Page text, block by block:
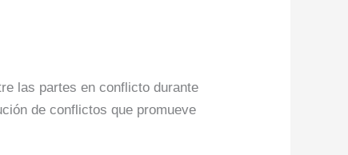
las partes en conflicto durante
de conflictos que promueve